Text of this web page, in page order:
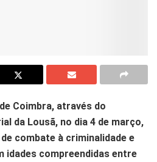
Coimbra, através do
da Lousã, no dia 4 de março,
combate à criminalidade e
idades compreendidas entre